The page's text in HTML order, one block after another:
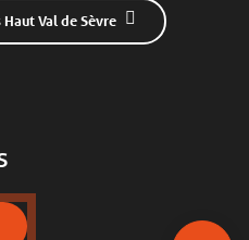
Haut Val de Sèvre